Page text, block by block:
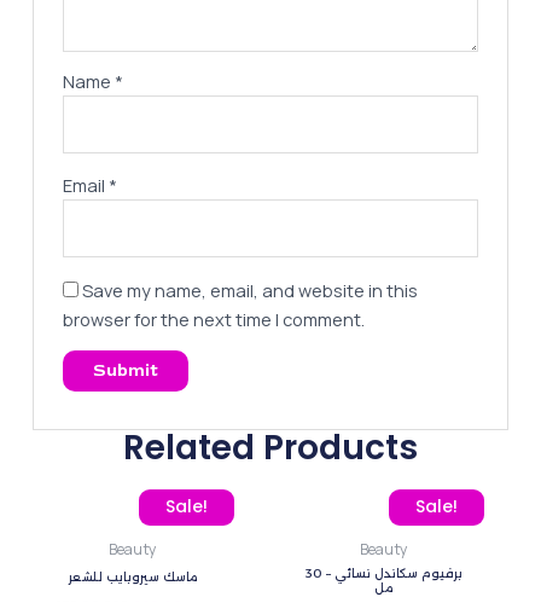
Name *
Email *
Save my name, email, and website in this
browser for the next time I comment.
Related Products
Sale!
Beauty
ماسك سيروبايب للشعر
Original price was: 375,00 EGP.
Current price is: 260,00 EGP. Sale!
Beauty
برفيوم سكاندل نسائي – 30
مل
Original price was:
Current